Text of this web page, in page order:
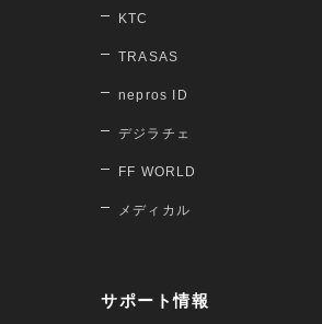
KTC
TRASAS
nepros ID
デジラチェ
FF WORLD
メディカル
サポート情報